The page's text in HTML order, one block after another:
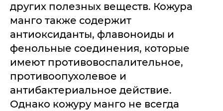
других полезных веществ. Кожура
манго также содержит
антиоксиданты, флавоноиды и
фенольные соединения, которые
имеют противовоспалительное,
противоопухолевое и
антибактериальное действие.
Однако кожуру манго не всегда